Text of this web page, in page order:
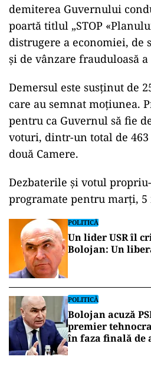
demiterea Guvernului
poartă titlul „STOP
distrugere a economiei, de
şi de vânzare frauduloasă
Demersul este susținut de
care au semnat moțiunea.
pentru ca Guvernul să fie
voturi, dintr-un total de
două Camere.
Dezbaterile și votul
programate pentru marți, 5
POLITICĂ
Un lider USR îl
Bolojan: Un
POLITICĂ
Bolojan acuză
premier
în faza finală de